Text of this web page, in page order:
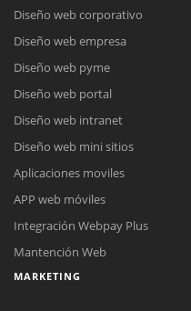
Diseño web corporativo
Diseño web empresa
Diseño web pyme
Diseño web portal
Diseño web intranet
Diseño web mini sitios
Aplicaciones moviles
APP web móviles
Integración Webpay Plus
Mantención Web
MARKETING